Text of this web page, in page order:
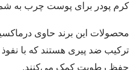
کرم پودر برای پوست چرب به
محصولات این برند حاوی
ترکیب ضد پیری هستند که با
حفظ رطوبت کمک می‌کنند.